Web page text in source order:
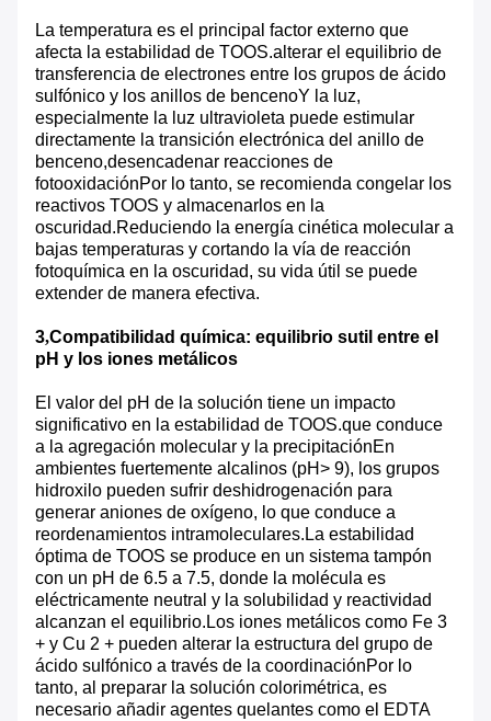
La temperatura es el principal factor externo que
afecta la estabilidad de TOOS.alterar el equilibrio de
transferencia de electrones entre los grupos de ácido
sulfónico y los anillos de bencenoY la luz,
especialmente la luz ultravioleta puede estimular
directamente la transición electrónica del anillo de
benceno,desencadenar reacciones de
fotooxidaciónPor lo tanto, se recomienda congelar los
reactivos TOOS y almacenarlos en la
oscuridad.Reduciendo la energía cinética molecular a
bajas temperaturas y cortando la vía de reacción
fotoquímica en la oscuridad, su vida útil se puede
extender de manera efectiva.
3,Compatibilidad química: equilibrio sutil entre el
pH y los iones metálicos
El valor del pH de la solución tiene un impacto
significativo en la estabilidad de TOOS.que conduce
a la agregación molecular y la precipitaciónEn
ambientes fuertemente alcalinos (pH> 9), los grupos
hidroxilo pueden sufrir deshidrogenación para
generar aniones de oxígeno, lo que conduce a
reordenamientos intramoleculares.La estabilidad
óptima de TOOS se produce en un sistema tampón
con un pH de 6.5 a 7.5, donde la molécula es
eléctricamente neutral y la solubilidad y reactividad
alcanzan el equilibrio.Los iones metálicos como Fe 3
+ y Cu 2 + pueden alterar la estructura del grupo de
ácido sulfónico a través de la coordinaciónPor lo
tanto, al preparar la solución colorimétrica, es
necesario añadir agentes quelantes como el EDTA